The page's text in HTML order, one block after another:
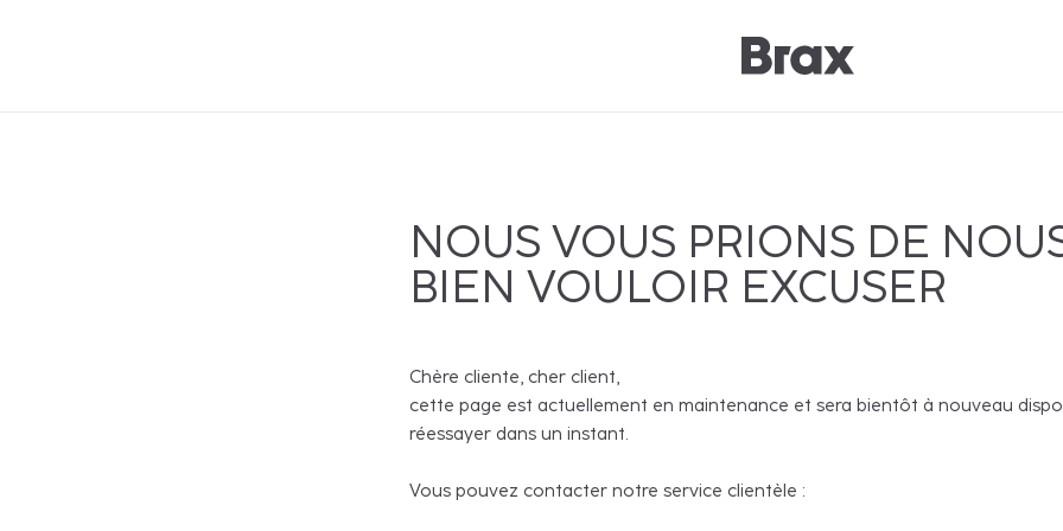
NOUS VOUS PRIONS DE
BIEN VOULOIR EXCUSER
Chère cliente, cher client,
cette page est actuellement en maintenance et sera bientôt à nouveau
réessayer dans un instant.
Vous pouvez contacter notre service clientèle :